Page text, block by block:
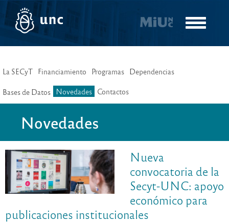
Pasar
contenido
Toggle
La SECyT Financiamiento Programas Dependencias
Bases de Datos Novedades Contactos
Novedades
Nueva
convocatoria de la
Secyt-UNC: apoyo
económico para
publicaciones institucionales